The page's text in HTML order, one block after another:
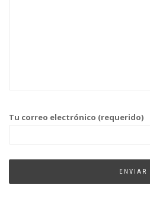
Tu correo electrónico (requerido)